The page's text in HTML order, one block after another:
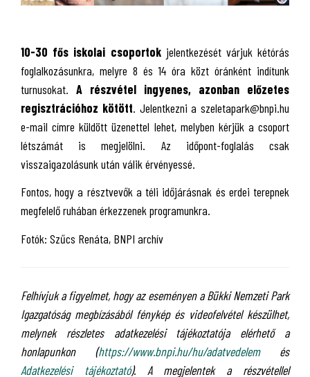
10-30 fős iskolai csoportokjelentkezését várjuk kétórás
foglalkozásunkra, melyre 8 és 14 óra közt óránként indítunk
turnusokat. A részvétel ingyenes, azonban előzetes
regisztrációhoz kötött. Jelentkezni a szeletapark@bnpi.hu
e-mail címre küldött üzenettel lehet, melyben kérjük a csoport
létszámát is megjelölni. Az időpont-foglalás csak
visszaigazolásunk után válik érvényessé.
Fontos, hogy a résztvevők a téli időjárásnak és erdei terepnek
megfelelő ruhában érkezzenek programunkra.
Fotók: Szűcs Renáta, BNPI archív
Felhívjuk a figyelmet, hogy az eseményen a Bükki Nemzeti Park
Igazgatóság megbízásából fénykép és videofelvétel készülhet,
melynek részletes adatkezelési tájékoztatója elérhető a
honlapunkon (https://www.bnpi.hu/hu/adatvedelemés
Adatkezelési tájékoztató). A megjelentek a részvétellel